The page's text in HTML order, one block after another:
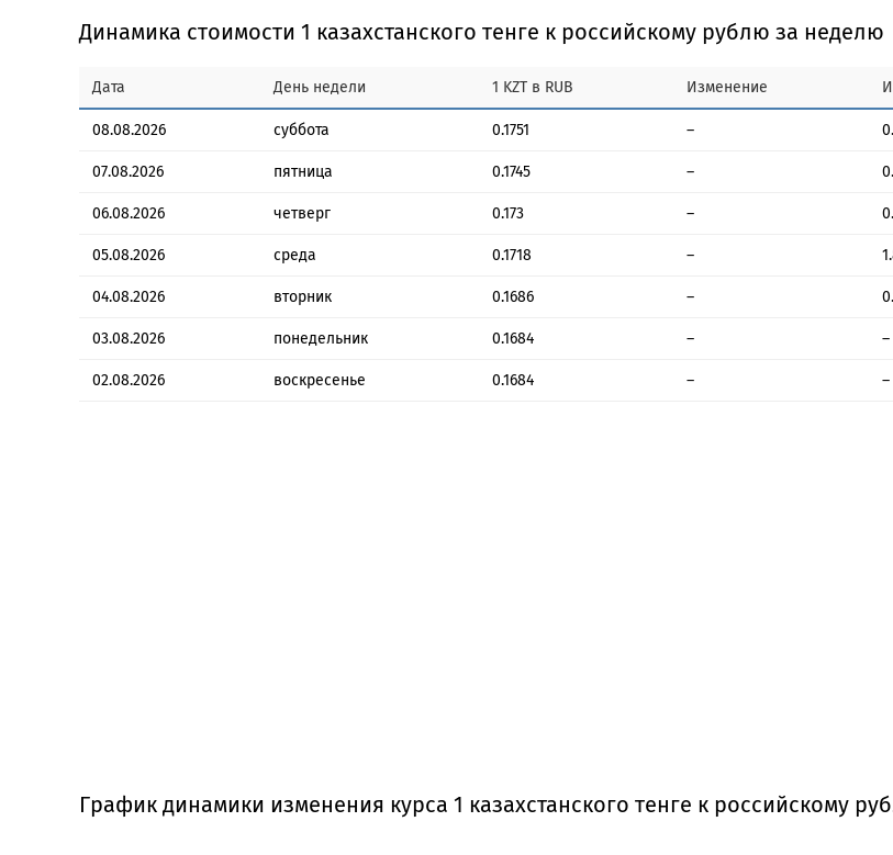
Динамика стоимости 1 казахстанского тенге к российскому рублю за неделю
Дата День недели 1 KZT в RUB Изменение
08.08.2026 суббота 0.1751 –
07.08.2026 пятница 0.1745 –
06.08.2026 четверг 0.173 –
05.08.2026 среда 0.1718 –
04.08.2026 вторник 0.1686 –
03.08.2026 понедельник 0.1684 – –
02.08.2026 воскресенье 0.1684 – –
График динамики изменения курса 1 казахстанского тенге к российскому